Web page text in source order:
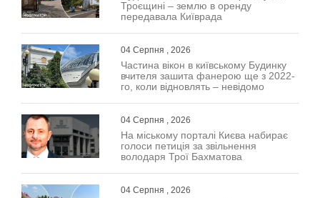
Троєщині – землю в оренду
передавала Київрада
04 Серпня , 2026
Частина вікон в київському Будинку
вчителя зашита фанерою ще з 2022-
го, коли відновлять – невідомо
04 Серпня , 2026
На міському порталі Києва набирає
голоси петиція за звільнення
володаря Трої Бахматова
04 Серпня , 2026